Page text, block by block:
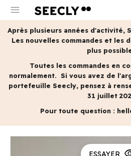
menu
Après plusieurs années d'activité,
Les nouvelles commandes et les
plus
Toutes les commandes en
normalement. Si vous avez de
portefeuille Seecly, pensez à
31 juillet
Pour toute question :
ESSAYER